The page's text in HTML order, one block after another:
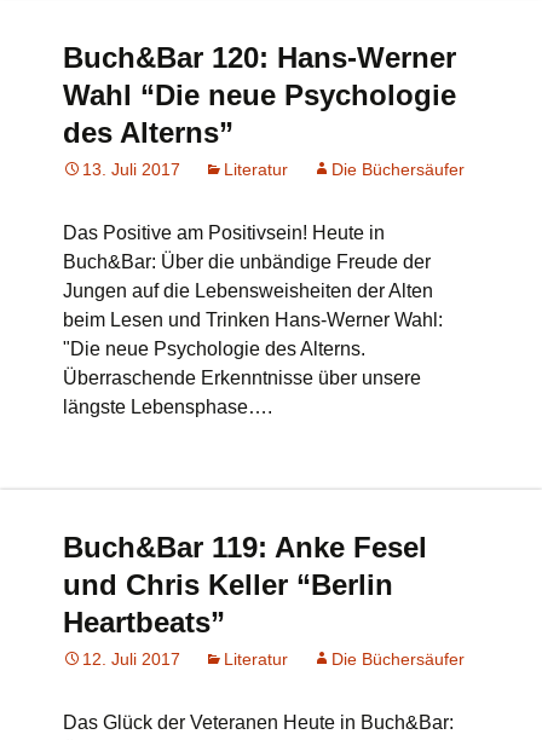
Buch&Bar 120: Hans-Werner
Wahl “Die neue Psychologie
des Alterns”
13. Juli 2017 Literatur Die Büchersäufer
Das Positive am Positivsein! Heute in
Buch&Bar: Über die unbändige Freude der
Jungen auf die Lebensweisheiten der Alten
beim Lesen und Trinken Hans-Werner Wahl:
"Die neue Psychologie des Alterns.
Überraschende Erkenntnisse über unsere
längste Lebensphase….
Buch&Bar 119: Anke Fesel
und Chris Keller “Berlin
Heartbeats”
12. Juli 2017 Literatur Die Büchersäufer
Das Glück der Veteranen Heute in Buch&Bar: